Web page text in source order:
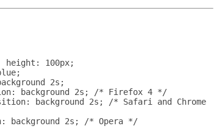
100px;
2s;
2s; /* Firefox 4 */
2s; /* Safari and Chrome
2s; /* Opera */